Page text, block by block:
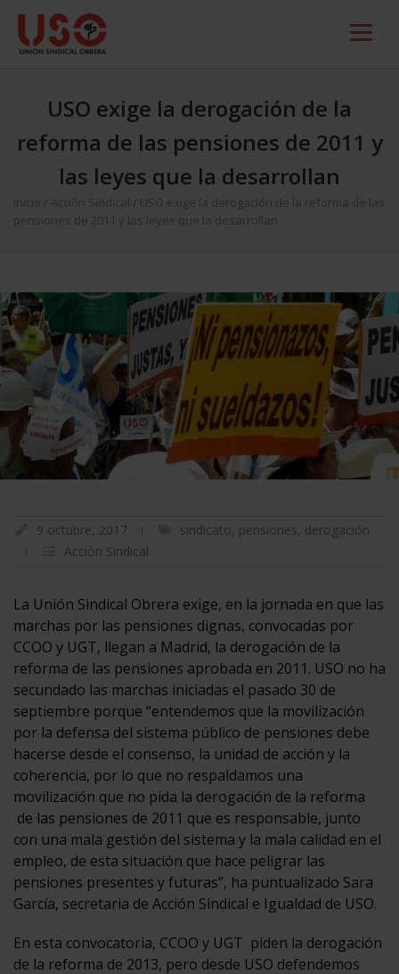
USO exige la derogación de la
reforma de las pensiones de 2011 y
las leyes que la desarrollan
Inicio Acción Sindical
USO exige la derogación de la reforma de las
pensiones de 2011 y las leyes que la desarrollan
9 octubre, 2017 sindicato, pensiones, derogación
Acción Sindical
La Unión Sindical Obrera exige, en la jornada en que las
marchas por las pensiones dignas, convocadas por
CCOO y UGT, llegan a Madrid, la derogación de la
reforma de las pensiones aprobada en 2011. USO no ha
secundado las marchas iniciadas el pasado 30 de
septiembre porque “entendemos que la movilización
por la defensa del sistema público de pensiones debe
hacerse desde el consenso, la unidad de acción y la
coherencia, por lo que no respaldamos una
movilización que no pida la derogación de la reforma
de las pensiones de 2011 que es responsable, junto
con una mala gestión del sistema y la mala calidad en el
empleo, de esta situación que hace peligrar las
pensiones presentes y futuras”, ha puntualizado Sara
García, secretaria de Acción Sindical e Igualdad de USO.
En esta convocatoria, CCOO y UGT piden la derogación
de la reforma de 2013, pero desde USO defendemos